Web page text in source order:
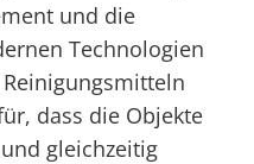
und die
Technologien
dass die Objekte
gleichzeitig